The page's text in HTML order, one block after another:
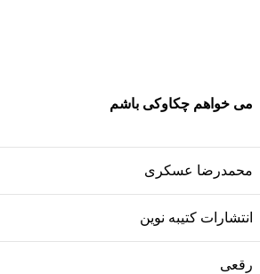
می خواهم چکاوکی باشم
محمدرضا عسکری
انتشارات کتیبه نوین
رقعی